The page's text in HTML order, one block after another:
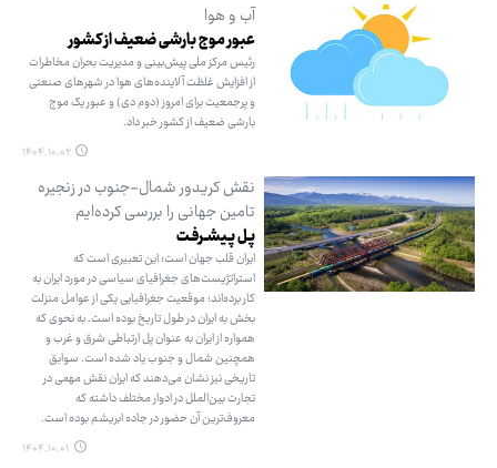
آب و هوا
عبور موج بارشی ضعیف از کشور
رئیس مرکز ملی پیش‌بینی و مدیریت بحران مخاطرات
از افزایش غلظت آلاینده‌های هوا در شهرهای صنعتی
و پرجمعیت برای امروز (دوم دی‌) و عبور یک موج
بارشی ضعیف از کشور خبر داد.
۱۴۰۴.۱۰.۰۲
نقش کریدور شمال-جنوب در زنجیره
تامین جهانی را بررسی کرده‌ایم
پـل پـیشـرفـت
ایران قلب جهان است؛ این تعبیری است که
استراتژیست‌های جغرافیای سیاسی در مورد ایران به
کار برده‌اند؛ موقعیت جغرافیایی یکی از عوامل منزلت
بخش به ایران در طول تاریخ بوده است. به نحوی که
همواره از ایران به عنوان پل ارتباطی شرق و غرب و
همچنین شمال و جنوب یاد شده است. سوابق
تاریخی نیز نشان می‌دهند که ایران نقش مهمی در
تجارت بین‌الملل در ادوار مختلف داشته که
معروف‌ترین آن حضور در جاده ابریشم بوده است.
۱۴۰۴.۱۰.۰۱